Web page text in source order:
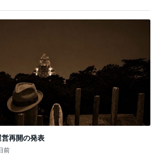
再開の発表
前